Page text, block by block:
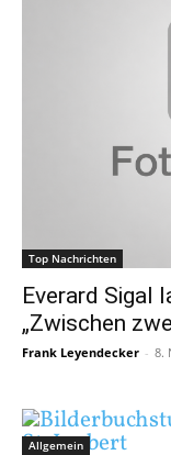
Top Nachrichten
Everard Sigal
„Zwischen
Frank Leyendecker - 8.
Allgemein